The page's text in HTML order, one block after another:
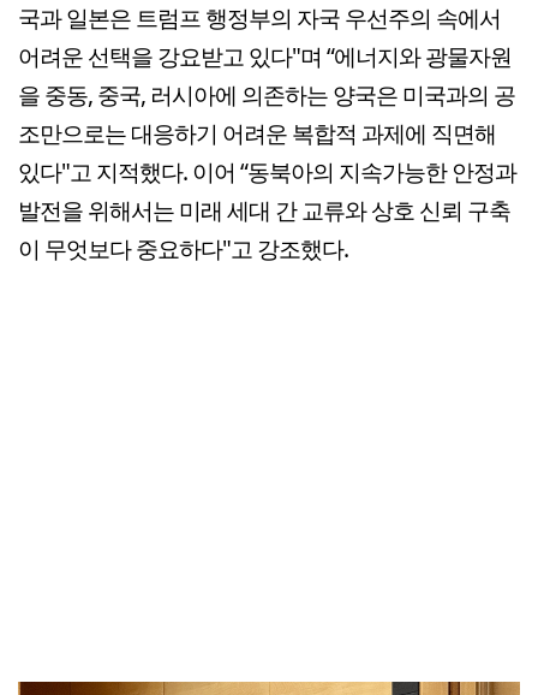
국과 일본은 트럼프 행정부의 자국 우선주의 속에서
어려운 선택을 강요받고 있다"며 “에너지와 광물자원
을 중동, 중국, 러시아에 의존하는 양국은 미국과의 공
조만으로는 대응하기 어려운 복합적 과제에 직면해
있다"고 지적했다. 이어 “동북아의 지속가능한 안정과
발전을 위해서는 미래 세대 간 교류와 상호 신뢰 구축
이 무엇보다 중요하다"고 강조했다.